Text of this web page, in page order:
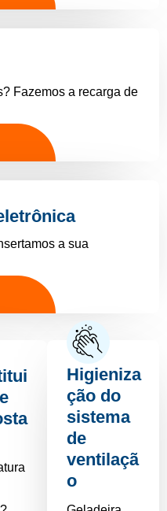
Fazemos a recarga de
a sua
Higieniza
ção do
sistema
de
ventilaçã
o